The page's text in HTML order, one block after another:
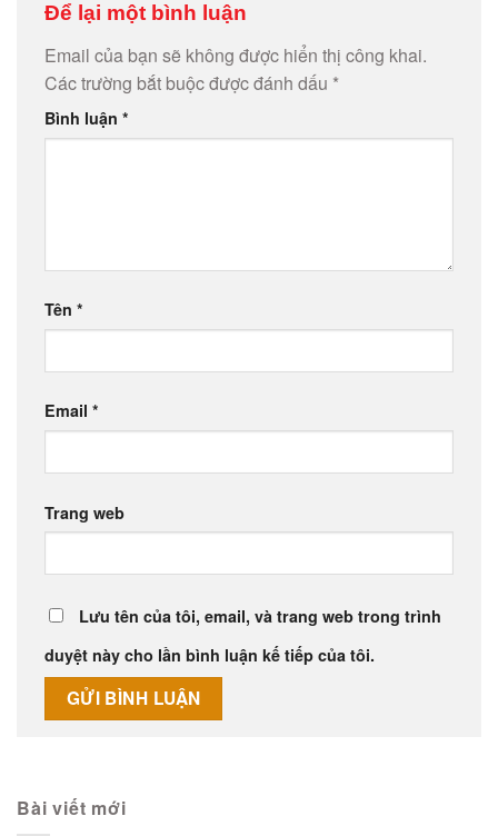
Để lại một bình luận
Email của bạn sẽ không được hiển thị công khai.
Các trường bắt buộc được đánh dấu *
Bình luận *
Tên *
Email *
Trang web
Lưu tên của tôi, email, và trang web trong trình
duyệt này cho lần bình luận kế tiếp của tôi.
Bài viết mới